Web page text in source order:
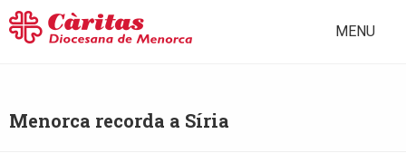
MENU
Menorca recorda a Síria